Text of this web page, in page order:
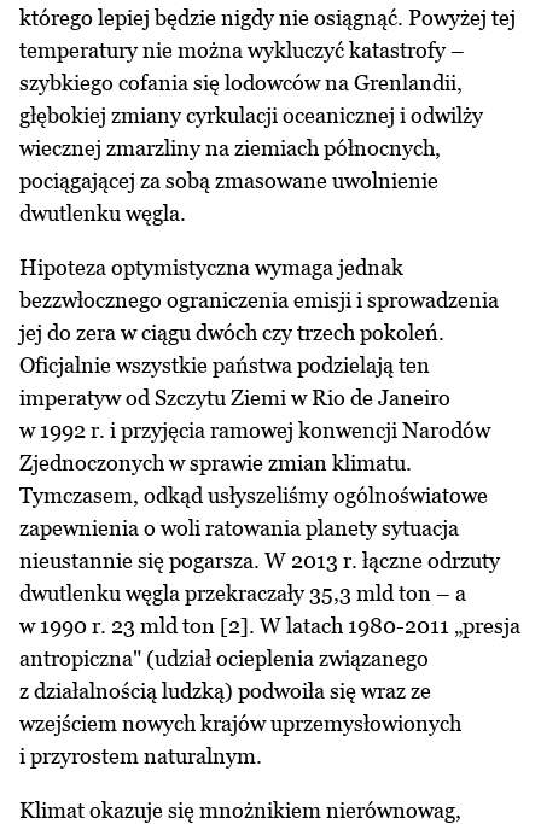
którego lepiej będzie nigdy nie osiągnąć. Powyżej tej
temperatury nie można wykluczyć katastrofy –
szybkiego cofania się lodowców na Grenlandii,
głębokiej zmiany cyrkulacji oceanicznej i odwilży
wiecznej zmarzliny na ziemiach północnych,
pociągającej za sobą zmasowane uwolnienie
dwutlenku węgla.
Hipoteza optymistyczna wymaga jednak
bezzwłocznego ograniczenia emisji i sprowadzenia
jej do zera w ciągu dwóch czy trzech pokoleń.
Oficjalnie wszystkie państwa podzielają ten
imperatyw od Szczytu Ziemi w Rio de Janeiro
w 1992 r. i przyjęcia ramowej konwencji Narodów
Zjednoczonych w sprawie zmian klimatu.
Tymczasem, odkąd usłyszeliśmy ogólnoświatowe
zapewnienia o woli ratowania planety sytuacja
nieustannie się pogarsza. W 2013 r. łączne odrzuty
dwutlenku węgla przekraczały 35,3 mld ton – a
w 1990 r. 23 mld ton [2]. W latach 1980-2011 „presja
antropiczna" (udział ocieplenia związanego
z działalnością ludzką) podwoiła się wraz ze
wzejściem nowych krajów uprzemysłowionych
i przyrostem naturalnym.
Klimat okazuje się mnożnikiem nierównowag,